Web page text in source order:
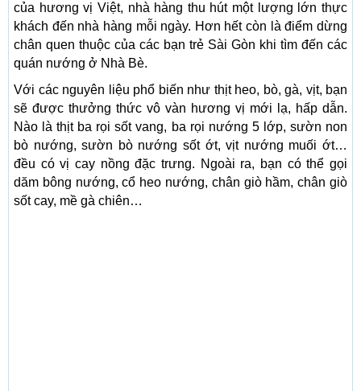
của hương vị Việt, nhà hàng thu hút một lượng lớn thực
khách đến nhà hàng mỗi ngày. Hơn hết còn là điểm dừng
chân quen thuộc của các bạn trẻ Sài Gòn khi tìm đến các
quán nướng ở Nhà Bè.
Với các nguyên liệu phổ biến như thịt heo, bò, gà, vịt, bạn
sẽ được thưởng thức vô vàn hương vị mới lạ, hấp dẫn.
Nào là thịt ba rọi sốt vang, ba rọi nướng 5 lớp, sườn non
bò nướng, sườn bò nướng sốt ớt, vịt nướng muối ớt…
đều có vị cay nồng đặc trưng. Ngoài ra, bạn có thể gọi
dăm bông nướng, cổ heo nướng, chân giò hầm, chân giò
sốt cay, mề gà chiên…